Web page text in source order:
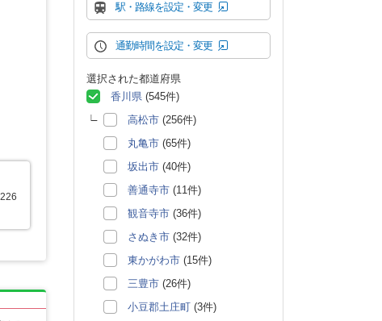
駅・路線を設定・変更
通勤時間を設定・変更
選択された都道府県
香川県 (545件)
高松市 (256件)
丸亀市 (65件)
坂出市 (40件)
善通寺市 (11件)
観音寺市 (36件)
さぬき市 (32件)
東かがわ市 (15件)
三豊市 (26件)
小豆郡土庄町 (3件)